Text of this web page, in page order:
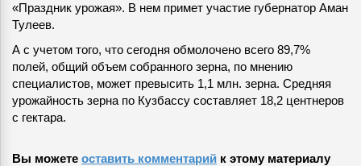
«Праздник урожая». В нем примет участие губернатор Аман
Тулеев.
А с учетом того, что сегодня обмолочено всего 89,7%
полей, общий объем собранного зерна, по мнению
специалистов, может превысить 1,1 млн. зерна. Средняя
урожайность зерна по Кузбассу составляет 18,2 центнеров
с гектара.
Вы можете оставить комментарий к этому материалу